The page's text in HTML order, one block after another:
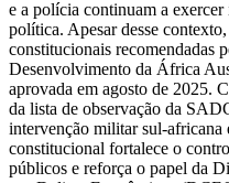
e a polícia continuam a
política. Apesar desse
constitucionais recomendadas
Desenvolvimento da África
aprovada em agosto de 2025.
da lista de observação da
intervenção militar sul-africana
constitucional fortalece o
públicos e reforça o papel da